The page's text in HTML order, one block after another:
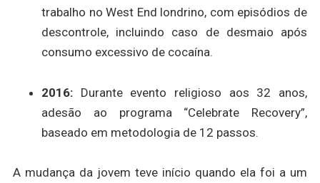
trabalho no West End londrino, com episódios de
descontrole, incluindo caso de desmaio após
consumo excessivo de cocaína.
2016:Durante evento religioso aos 32 anos,
adesão ao programa “Celebrate Recovery”,
baseado em metodologia de 12 passos.
A mudança da jovem teve início quando ela foi a um